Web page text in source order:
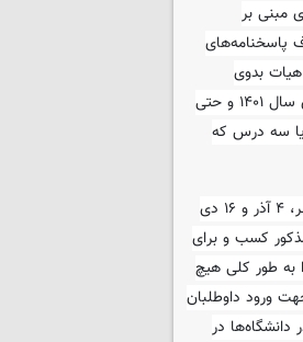
مبنی بر
پاسخنامه‌های
هیات بدوی
رسیدگی به تخلفات آزمون‌های سراسری در زمان قبل از اعلام نتایج نهایی آزمون سراسری سال ۱۴۰۱ و حتی
یا سه درس که
براساس اطلاعیه سازمان سنجش آموزش کشور، «در طی سه نوبت آزمون مجدد در ۲۰ مهر، ۴ آذر و ۱۶ دی
مذکور کسب و برای
به طور کلی هیچ
جهت ورود داوطلبان
در دانشگاه‌ها در